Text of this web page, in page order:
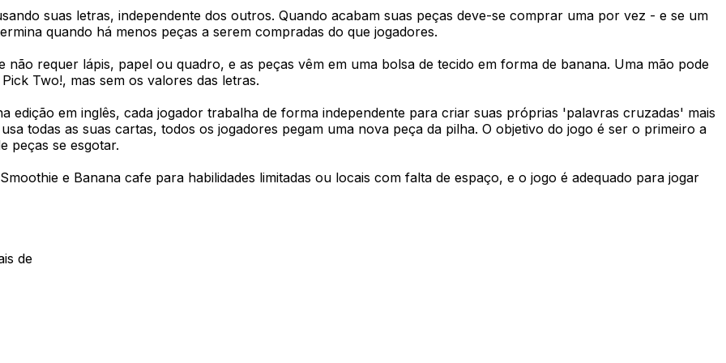
suas letras, independente dos outros. Quando acabam suas peças deve-se comprar uma por vez - e se um
quando há menos peças a serem compradas do que jogadores.
requer lápis, papel ou quadro, e as peças vêm em uma bolsa de tecido em forma de banana. Uma mão pode
Two!, mas sem os valores das letras.
edição em inglês, cada jogador trabalha de forma independente para criar suas próprias 'palavras cruzadas' mais
todas as suas cartas, todos os jogadores pegam uma nova peça da pilha. O objetivo do jogo é ser o primeiro a
peças se esgotar.
e Banana cafe para habilidades limitadas ou locais com falta de espaço, e o jogo é adequado para jogar
de